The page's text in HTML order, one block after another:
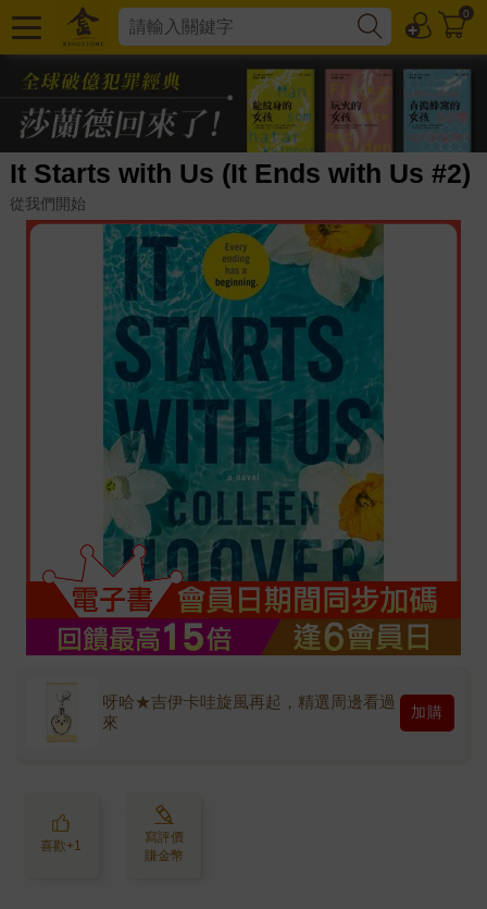
0
It Starts with Us (It Ends with Us #2)
從我們開始
呀哈★吉伊卡哇旋風再起，精選周邊看過
來
加購
喜歡+1
寫評價
賺金幣